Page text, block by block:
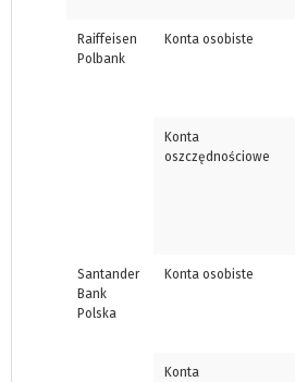
Raiffeisen
Polbank
Konta osobiste
Konta
oszczędnościowe
Santander
Bank
Polska
Konta osobiste
Konta